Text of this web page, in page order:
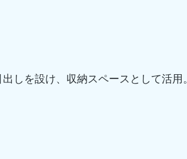
しを設け、収納スペースとして活用。